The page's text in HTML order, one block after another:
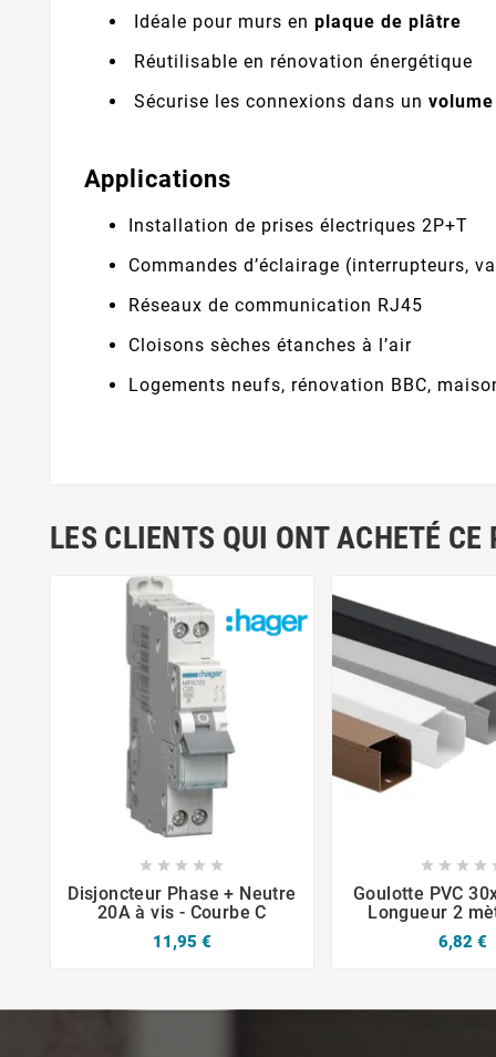
Idéale pour murs en plaque de plâtre
Réutilisable en rénovation énergétique
Sécurise les connexions dans un
Applications
Installation de prises électriques 2P+T
Commandes d’éclairage (interrupteurs,
Réseaux de communication RJ45
Cloisons sèches étanches à l’air
Logements neufs, rénovation BBC,
LES CLIENTS QUI ONT ACHETÉ
    
Disjoncteur Phase + Neutre
20A à vis - Courbe C
11,95 €
   
Goulotte PVC
Longueur 2
6,82 €